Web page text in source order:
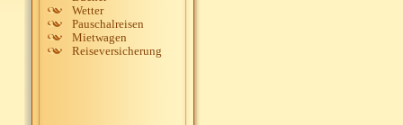
Wetter
Pauschalreisen
Mietwagen
Reiseversicherung